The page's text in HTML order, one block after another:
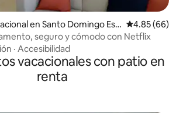
en Santo Domingo Est
Calificación
4.85 (66)
seguro y cómodo con Netflix
· Accesibilidad
vacacionales con patio en
renta